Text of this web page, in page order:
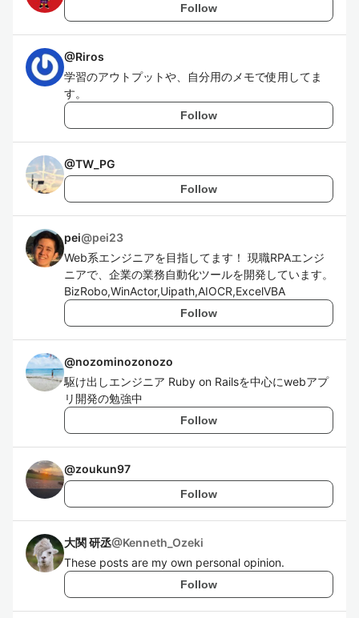
Follow
@Riros
学習のアウトプットや、自分用のメモで使用してま
す。
Follow
@TW_PG
Follow
pei@pei23
Web系エンジニアを目指してます！ 現職RPAエンジ
ニアで、企業の業務自動化ツールを開発しています。
BizRobo,WinActor,Uipath,AIOCR,ExcelVBA
Follow
@nozominozonozo
駆け出しエンジニア Ruby on Railsを中心にwebアプ
リ開発の勉強中
Follow
@zoukun97
Follow
大関 研丞@Kenneth_Ozeki
These posts are my own personal opinion.
Follow